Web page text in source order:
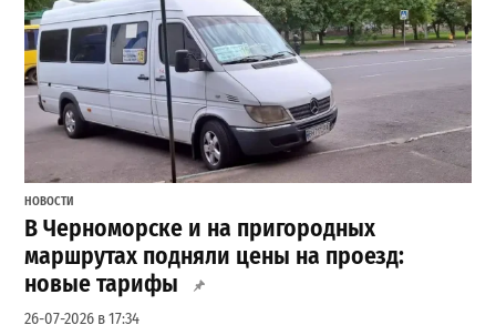
НОВОСТИ
В Черноморске и на пригородных
маршрутах подняли цены на проезд:
новые тарифы
26-07-2026 в 17:34